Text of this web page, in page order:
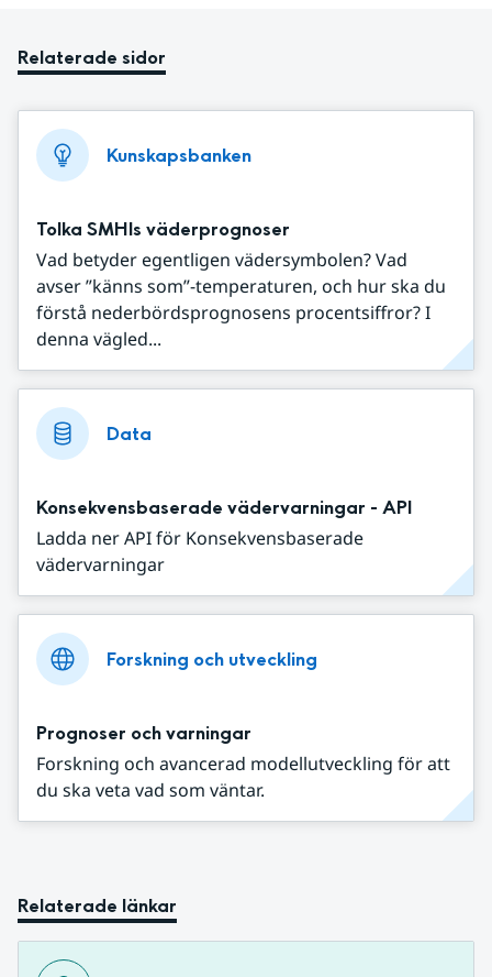
Relaterade sidor
Kunskapsbanken
Tolka SMHIs väderprognoser
Vad betyder egentligen vädersymbolen? Vad
avser ”känns som”-temperaturen, och hur ska du
förstå nederbördsprognosens procentsiffror? I
denna vägled...
Data
Konsekvensbaserade vädervarningar - API
Ladda ner API för Konsekvensbaserade
vädervarningar
Forskning och utveckling
Prognoser och varningar
Forskning och avancerad modellutveckling för att
du ska veta vad som väntar.
Relaterade länkar